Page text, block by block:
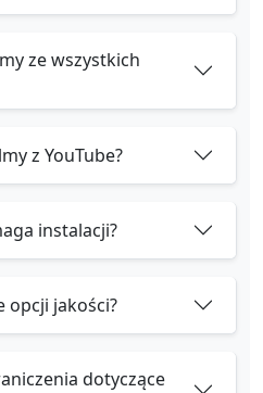
ze wszystkich
z YouTube?
instalacji?
opcji jakości?
dotyczące